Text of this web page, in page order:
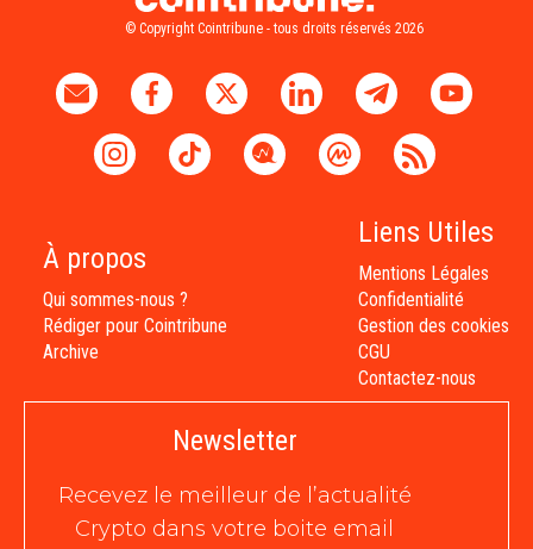
© Copyright Cointribune - tous droits réservés 2026
À propos
Qui sommes-nous ?
Rédiger pour Cointribune
Archive
Liens Utiles
Mentions Légales
Confidentialité
Gestion des cookies
CGU
Contactez-nous
Newsletter
Recevez le meilleur de l’actualité
Crypto dans votre boite email